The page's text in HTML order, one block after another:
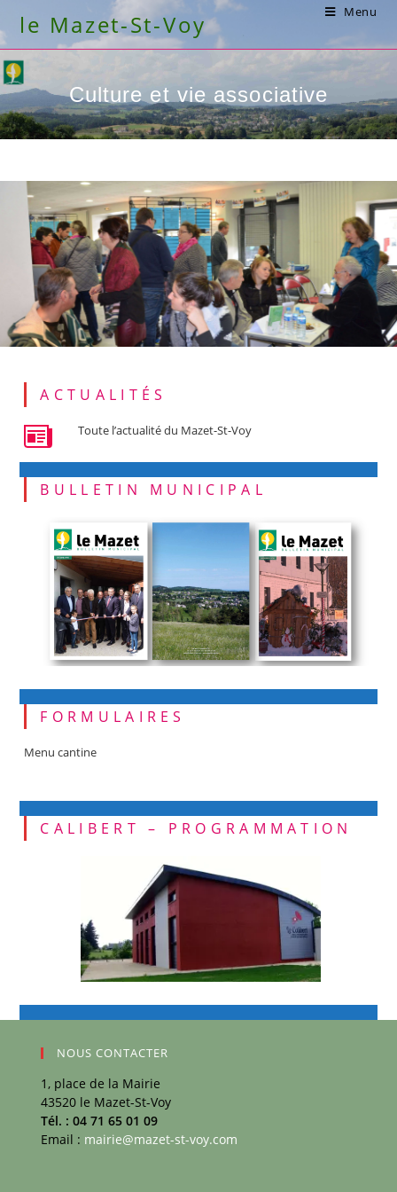
to
content
le Mazet-St-Voy Menu
Culture et vie associative
ACTUALITÉS
Toute l’actualité du Mazet-St-Voy
BULLETIN MUNICIPAL
FORMULAIRES
Menu cantine
CALIBERT – PROGRAMMATION
NOUS CONTACTER
1, place de la Mairie
43520 le Mazet-St-Voy
Tél. : 04 71 65 01 09
Email : mairie@mazet-st-voy.com